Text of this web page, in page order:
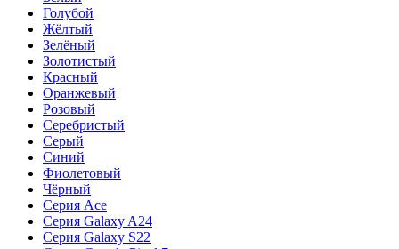
Голубой
Жёлтый
Зелёный
Золотистый
Красный
Оранжевый
Розовый
Серебристый
Серый
Синий
Фиолетовый
Чёрный
Серия Ace
Серия Galaxy A24
Серия Galaxy S22